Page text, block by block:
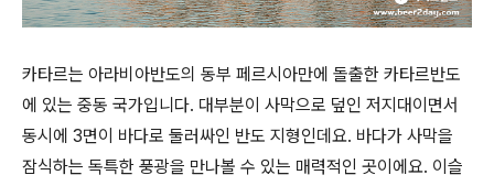
카타르는 아라비아반도의 동부 페르시아만에 돌출한 카타르반도
에 있는 중동 국가입니다. 대부분이 사막으로 덮인 저지대이면서
동시에 3면이 바다로 둘러싸인 반도 지형인데요. 바다가 사막을
잠식하는 독특한 풍광을 만나볼 수 있는 매력적인 곳이에요. 이슬